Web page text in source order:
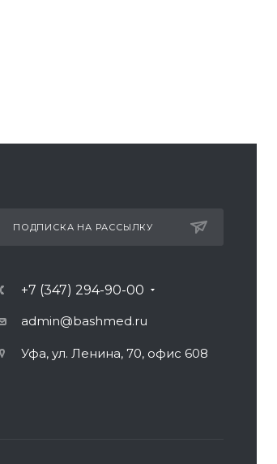
ПОДПИСКА НА РАССЫЛКУ
+7 (347) 294-90-00
admin@bashmed.ru
Уфа, ул. Ленина, 70, офис 608